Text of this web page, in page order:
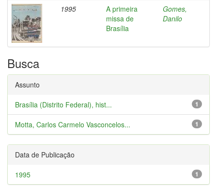
1995
A primeira
missa de
Brasília
Gomes,
Danilo
Busca
Assunto
1
Brasília (Distrito Federal), hist...
1
Motta, Carlos Carmelo Vasconcelos...
Data de Publicação
1
1995